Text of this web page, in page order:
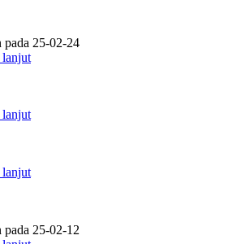
pada 25-02-24
lanjut
lanjut
lanjut
pada 25-02-12